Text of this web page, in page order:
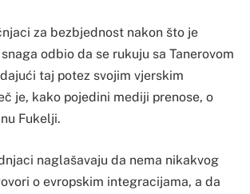
za bezbjednost nakon što je
odbio da se rukuju sa Tanerovom
taj potez svojim vjerskim
je, kako pojedini mediji prenose, o
Fukelji.
naglašavaju da nema nikakvog
o evropskim integracijama, a da